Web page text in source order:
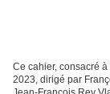
Ce cahier, consacré
2023, dirigé par